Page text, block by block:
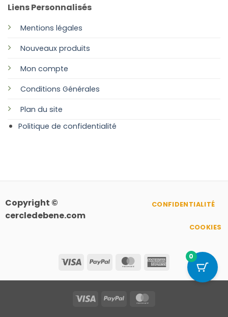
Liens Personnalisés
Mentions légales
Nouveaux produits
Mon compte
Conditions Générales
Plan du site
Politique de confidentialité
Copyright ©
cercledebene.com
Visa PayPal MasterCardAmerican
Express
CONFIDENTIALITÉ
COOKIES
Visa PayPal
0